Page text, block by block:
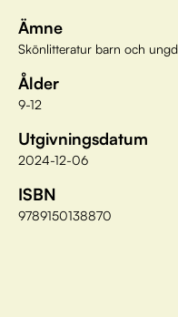
Ämne
Skönlitteratur barn och
Ålder
9-12
Utgivningsdatum
2024-12-06
ISBN
9789150138870